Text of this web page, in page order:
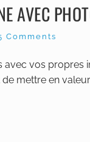
AVEC
Comments
avec vos propres
mettre en